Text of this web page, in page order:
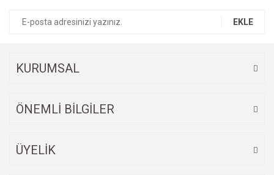
Ürün fiyatı diğer sitelerden daha pahalı.
EKLE
KURUMSAL
ÖNEMLİ BİLGİLER
ÜYELİK